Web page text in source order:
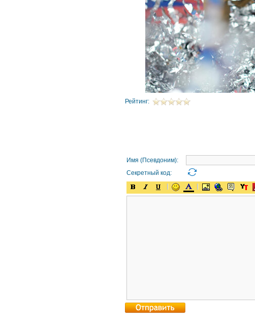
Рейтинг:
Имя (Псевдоним):
Секретный код: